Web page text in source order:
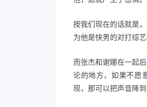
按我们现在的话就是
为他是快男的对打综
而张杰和谢娜在一起
论的地方，如果不愿
现，那可以把声音降